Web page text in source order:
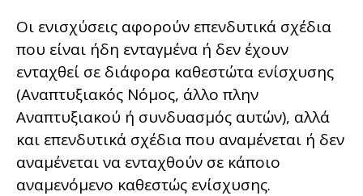
Οι ενισχύσεις αφορούν επενδυτικά σχέδια
που είναι ήδη ενταγμένα ή δεν έχουν
ενταχθεί σε διάφορα καθεστώτα ενίσχυσης
(Αναπτυξιακός Νόμος, άλλο πλην
Αναπτυξιακού ή συνδυασμός αυτών), αλλά
και επενδυτικά σχέδια που αναμένεται ή δεν
αναμένεται να ενταχθούν σε κάποιο
αναμενόμενο καθεστώς ενίσχυσης.